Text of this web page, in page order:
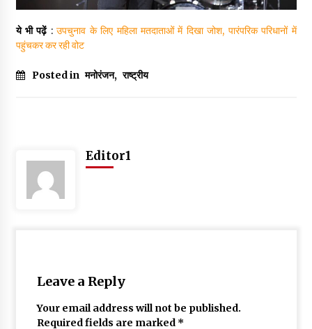
ये भी पढ़ें:उपचुनाव के लिए महिला मतदाताओं में दिखा जोश, पारंपरिक परिधानों में
पहुंचकर कर रही वोट
Posted in मनोरंजन, राष्ट्रीय
Editor1
Leave a Reply
Your email address will not be published.
Required fields are marked *